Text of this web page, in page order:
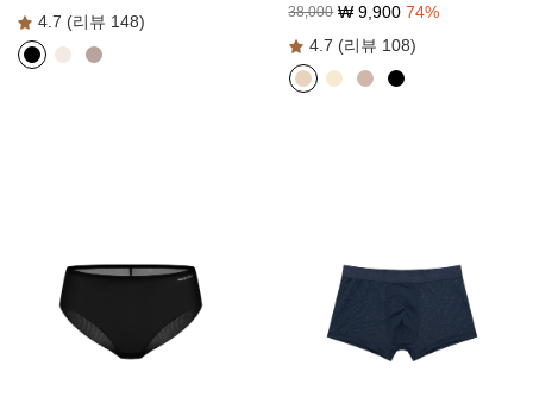
4.7 (리뷰 148)
38,000 ₩9,900 74%
4.7 (리뷰 108)